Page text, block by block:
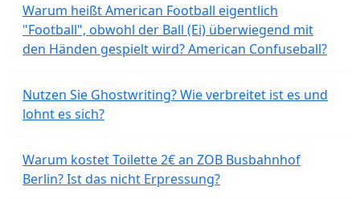
Warum heißt American Football eigentlich
"Football", obwohl der Ball (Ei) überwiegend mit
den Händen gespielt wird? American Confuseball?
Nutzen Sie Ghostwriting? Wie verbreitet ist es und
lohnt es sich?
Warum kostet Toilette 2€ an ZOB Busbahnhof
Berlin? Ist das nicht Erpressung?